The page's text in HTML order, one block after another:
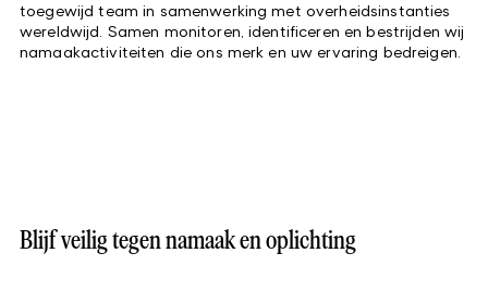
toegewijd team in samenwerking met overheidsinstanties
wereldwijd. Samen monitoren, identificeren en bestrijden wij
namaakactiviteiten die ons merk en uw ervaring bedreigen.
Blijf veilig tegen namaak en oplichting